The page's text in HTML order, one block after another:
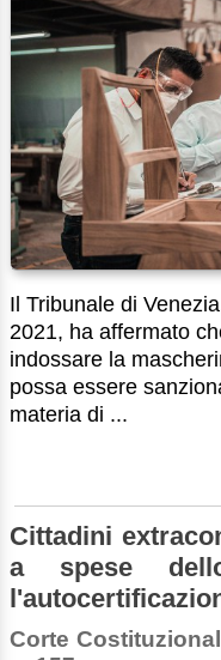
Il Tribunale di
2021, ha affermato
indossare la
possa essere
materia di ...
Cittadini
a spese
Corte